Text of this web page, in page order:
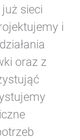
sieci
i
oraz z